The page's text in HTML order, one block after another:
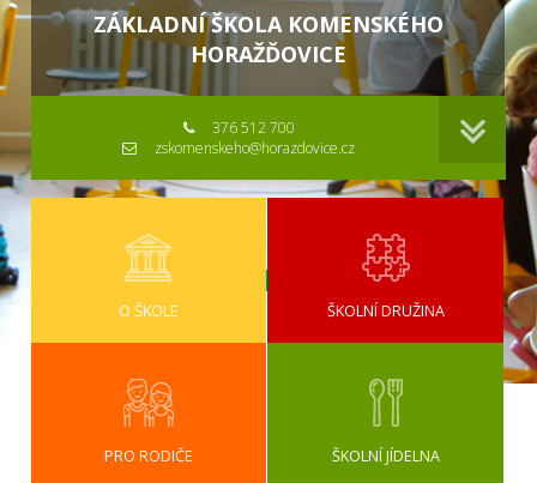
ZÁKLADNÍ ŠKOLA KOMENSKÉHO
HORAŽĎOVICE
376 512 700
zskomenskeho@horazdovice.cz
O ŠKOLE ŠKOLNÍ DRUŽINA
PRO RODIČE ŠKOLNÍ JÍDELNA